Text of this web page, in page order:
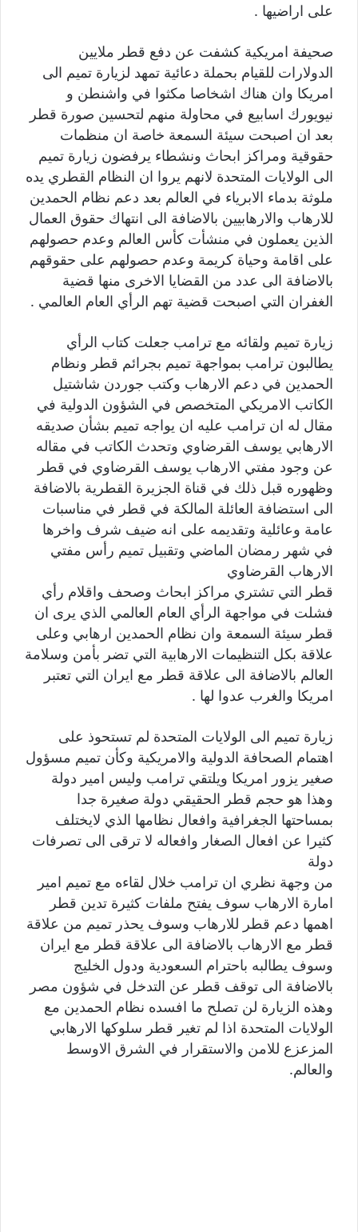
على اراضيها .
صحيفة امريكية كشفت عن دفع قطر ملايين
الدولارات للقيام بحملة دعائية تمهد لزيارة تميم الى
امريكا وان هناك اشخاصا مكثوا في واشنطن و
نيويورك اسابيع في محاولة منهم لتحسين صورة قطر
بعد ان اصبحت سيئة السمعة خاصة ان منظمات
حقوقية ومراكز ابحاث ونشطاء يرفضون زيارة تميم
الى الولايات المتحدة لانهم يروا ان النظام القطري يده
ملوثة بدماء الابرياء في العالم بعد دعم نظام الحمدين
للارهاب والارهابيين بالاضافة الى انتهاك حقوق العمال
الذين يعملون في منشأت كأس العالم وعدم حصولهم
على اقامة وحياة كريمة وعدم حصولهم على حقوقهم
بالاضافة الى عدد من القضايا الاخرى منها قضية
الغفران التي اصبحت قضية تهم الرأي العام العالمي .
زيارة تميم ولقائه مع ترامب جعلت كتاب الرأي
يطالبون ترامب بمواجهة تميم بجرائم قطر ونظام
الحمدين في دعم الارهاب وكتب جوردن شاشتيل
الكاتب الامريكي المتخصص في الشؤون الدولية في
مقال له ان ترامب عليه ان يواجه تميم بشأن صديقه
الارهابي يوسف القرضاوي وتحدث الكاتب في مقاله
عن وجود مفتي الارهاب يوسف القرضاوي في قطر
وظهوره قبل ذلك في قناة الجزيرة القطرية بالاضافة
الى استضافة العائلة المالكة في قطر في مناسبات
عامة وعائلية وتقديمه على انه ضيف شرف واخرها
في شهر رمضان الماضي وتقبيل تميم رأس مفتي
الارهاب القرضاوي
قطر التي تشتري مراكز ابحاث وصحف واقلام رأي
فشلت في مواجهة الرأي العام العالمي الذي يرى ان
قطر سيئة السمعة وان نظام الحمدين ارهابي وعلى
علاقة بكل التنظيمات الارهابية التي تضر بأمن وسلامة
العالم بالاضافة الى علاقة قطر مع ايران التي تعتبر
امريكا والغرب عدوا لها .
زيارة تميم الى الولايات المتحدة لم تستحوذ على
اهتمام الصحافة الدولية والامريكية وكأن تميم مسؤول
صغير يزور امريكا ويلتقي ترامب وليس امير دولة
وهذا هو حجم قطر الحقيقي دولة صغيرة جدا
بمساحتها الجغرافية وافعال نظامها الذي لايختلف
كثيرا عن افعال الصغار وافعاله لا ترقى الى تصرفات
دولة
من وجهة نظري ان ترامب خلال لقاءه مع تميم امير
امارة الارهاب سوف يفتح ملفات كثيرة تدين قطر
اهمها دعم قطر للارهاب وسوف يحذر تميم من علاقة
قطر مع الارهاب بالاضافة الى علاقة قطر مع ايران
وسوف يطالبه باحترام السعودية ودول الخليج
بالاضافة الى توقف قطر عن التدخل في شؤون مصر
وهذه الزيارة لن تصلح ما افسده نظام الحمدين مع
الولايات المتحدة اذا لم تغير قطر سلوكها الارهابي
المزعزع للامن والاستقرار في الشرق الاوسط
والعالم.